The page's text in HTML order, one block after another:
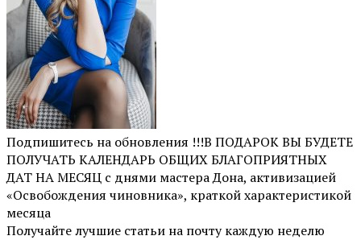
Подпишитесь на обновления !!!В ПОДАРОК ВЫ БУДЕТЕ
ПОЛУЧАТЬ КАЛЕНДАРЬ ОБЩИХ БЛАГОПРИЯТНЫХ
ДАТ НА МЕСЯЦ с днями мастера Дона, активизацией
«Освобождения чиновника», краткой характеристикой
месяца
Получайте лучшие статьи на почту каждую неделю